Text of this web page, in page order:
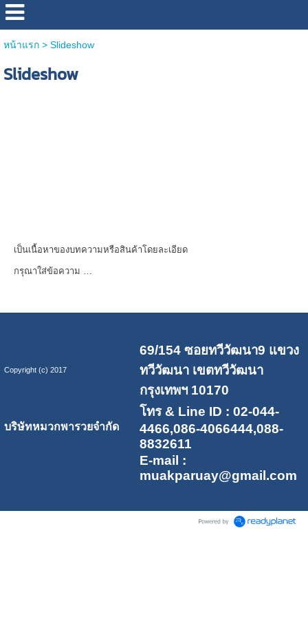
หน้าแรก> Slideshow
Slideshow
เป็นเนื้อหาของบทความหรือสินค้าโดยละเอียด
กรุณาใส่ข้อความ …
Copyright (c) 2017
69/154 ซอยทวีวัฒนา9 แขวง
ทวีวัฒนา เขตทวีวัฒนา
กรุงเทพฯ 10170
บริษัทหมวกพารวยจำกัด
โทร & Line ID : 02-044-
4466,086-4066444,088-
8832611
E-mail :
muakparuay@gmail.com